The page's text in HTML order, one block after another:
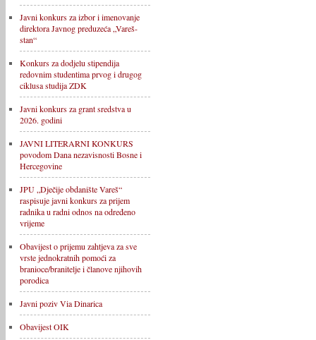
Javni konkurs za izbor i imenovanje
direktora Javnog preduzeća „Vareš-
stan“
Konkurs za dodjelu stipendija
redovnim studentima prvog i drugog
ciklusa studija ZDK
Javni konkurs za grant sredstva u
2026. godini
JAVNI LITERARNI KONKURS
povodom Dana nezavisnosti Bosne i
Hercegovine
JPU „Dječije obdanište Vareš“
raspisuje javni konkurs za prijem
radnika u radni odnos na određeno
vrijeme
Obavijest o prijemu zahtjeva za sve
vrste jednokratnih pomoći za
branioce/branitelje i članove njihovih
porodica
Javni poziv Via Dinarica
Obavijest OIK